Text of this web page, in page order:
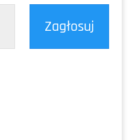
Zagłosuj